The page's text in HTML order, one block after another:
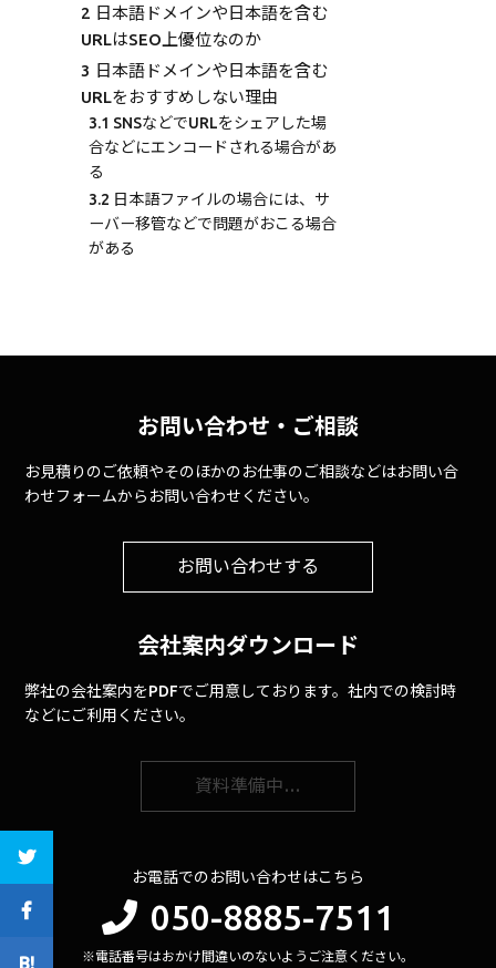
2 日本語ドメインや日本語を含む
URLはSEO上優位なのか
3 日本語ドメインや日本語を含む
URLをおすすめしない理由
3.1 SNSなどでURLをシェアした場
合などにエンコードされる場合があ
る
3.2 日本語ファイルの場合には、サ
ーバー移管などで問題がおこる場合
がある
お問い合わせ・ご相談
お見積りのご依頼やそのほかのお仕事のご相談などはお問い合
わせフォームからお問い合わせください。
お問い合わせする
会社案内ダウンロード
弊社の会社案内をPDFでご用意しております。社内での検討時
などにご利用ください。
資料準備中…
お電話でのお問い合わせはこちら
050-8885-7511
※電話番号はおかけ間違いのないようご注意ください。